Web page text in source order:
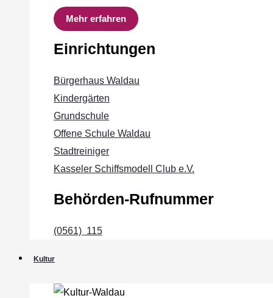
Mehr erfahren
Einrichtungen
Bürgerhaus Waldau
Kindergärten
Grundschule
Offene Schule Waldau
Stadtreiniger
Kasseler Schiffsmodell Club e.V.
Behörden-Rufnummer
(0561) 115
Kultur